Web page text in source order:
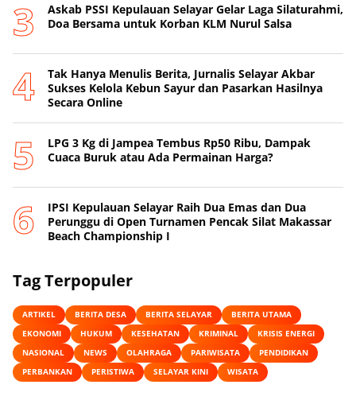
‎Askab PSSI Kepulauan Selayar Gelar Laga Silaturahmi,
Doa Bersama untuk Korban KLM Nurul Salsa
‎Tak Hanya Menulis Berita, Jurnalis Selayar Akbar
Sukses Kelola Kebun Sayur dan Pasarkan Hasilnya
Secara Online
‎LPG 3 Kg di Jampea Tembus Rp50 Ribu, Dampak
Cuaca Buruk atau Ada Permainan Harga? ‎
IPSI Kepulauan Selayar Raih Dua Emas dan Dua
Perunggu di Open Turnamen Pencak Silat Makassar
Beach Championship I
Tag Terpopuler
ARTIKEL BERITA DESA BERITA SELAYAR
BERITA UTAMA
EKONOMI
HUKUM KESEHATAN KRIMINAL
KRISIS ENERGI
NASIONAL
NEWS OLAHRAGA PARIWISATA
PENDIDIKAN
PERBANKAN
PERISTIWA SELAYAR KINI WISATA